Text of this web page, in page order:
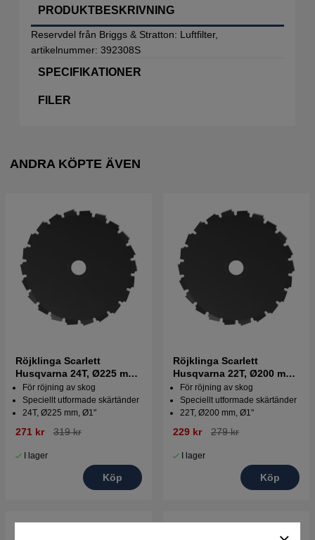
PRODUKTBESKRIVNING
Reservdel från Briggs & Stratton: Luftfilter,
artikelnummer: 392308S
SPECIFIKATIONER
FILER
ANDRA KÖPTE ÄVEN
Röjklinga Scarlett
Husqvarna 24T, Ø225 mm,
Ø1"
För röjning av skog
Speciellt utformade skärtänder
24T, Ø225 mm, Ø1"
271 kr 319 kr
I lager
Köp
Röjklinga Scarlett
Husqvarna 22T, Ø200 mm,
Ø1"
För röjning av skog
Speciellt utformade skärtänder
22T, Ø200 mm, Ø1"
229 kr 279 kr
I lager
Köp